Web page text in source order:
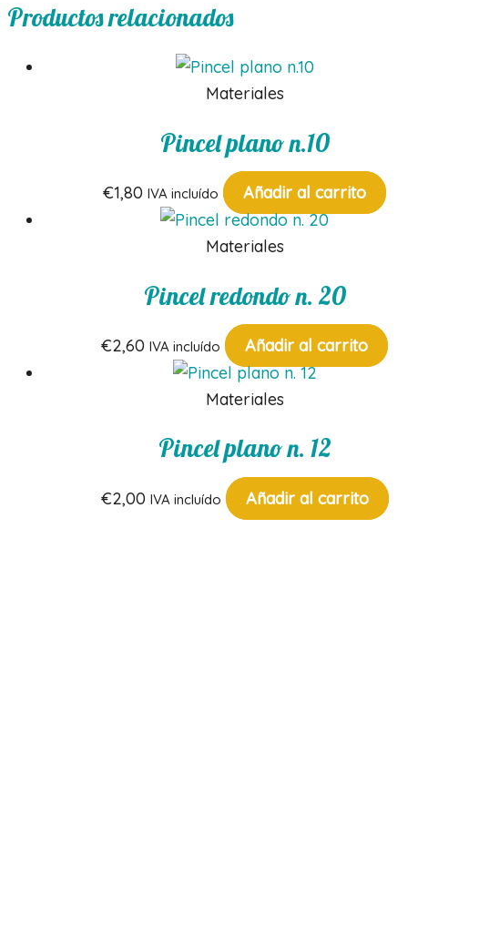
Productos relacionados
Materiales
Pincel plano n.10
€1,80 IVA incluído Añadir al carrito
Materiales
Pincel redondo n. 20
€2,60 IVA incluído Añadir al carrito
Materiales
Pincel plano n. 12
€2,00 IVA incluído Añadir al carrito